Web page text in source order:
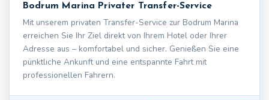
Bodrum Marina Privater Transfer-Service
Mit unserem privaten Transfer-Service zur Bodrum Marina
erreichen Sie Ihr Ziel direkt von Ihrem Hotel oder Ihrer
Adresse aus – komfortabel und sicher. Genießen Sie eine
pünktliche Ankunft und eine entspannte Fahrt mit
professionellen Fahrern.